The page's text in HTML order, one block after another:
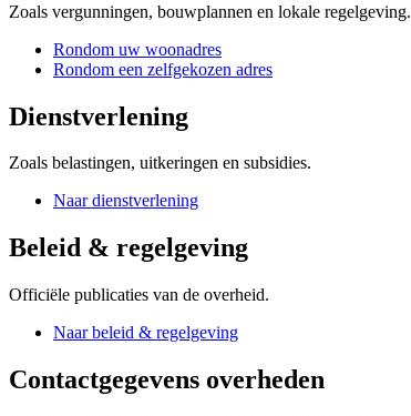
Zoals vergunningen, bouwplannen en lokale regelgeving.
Rondom uw woonadres
Rondom een zelfgekozen adres
Dienstverlening
Zoals belastingen, uitkeringen en subsidies.
Naar dienstverlening
Beleid & regelgeving
Officiële publicaties van de overheid.
Naar beleid & regelgeving
Contactgegevens overheden